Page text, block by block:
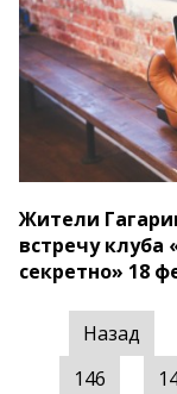
Жители
встречу клуба
секретно» 18
Назад
146